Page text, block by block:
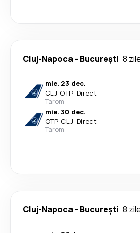
Cluj-Napoca- București 8
mie. 23 dec.
CLJ-OTP· Direct
Tarom
mie. 30 dec.
OTP-CLJ· Direct
Tarom
Cluj-Napoca- București 8